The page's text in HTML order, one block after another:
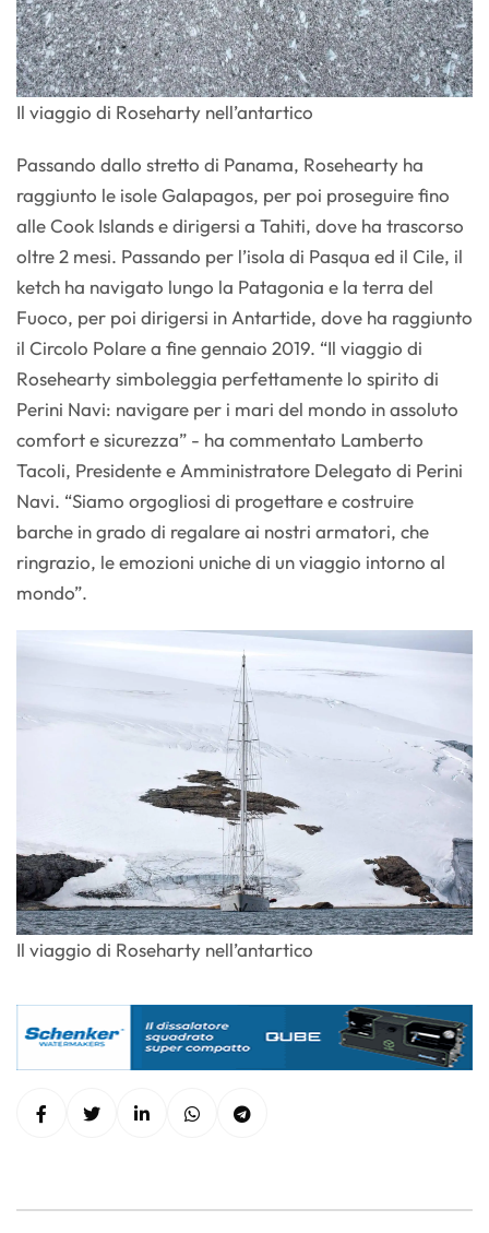
Il viaggio di Roseharty nell’antartico
Passando dallo stretto di Panama, Rosehearty ha
raggiunto le isole Galapagos, per poi proseguire fino
alle Cook Islands e dirigersi a Tahiti, dove ha trascorso
oltre 2 mesi. Passando per l’isola di Pasqua ed il Cile, il
ketch ha navigato lungo la Patagonia e la terra del
Fuoco, per poi dirigersi in Antartide, dove ha raggiunto
il Circolo Polare a fine gennaio 2019. “Il viaggio di
Rosehearty simboleggia perfettamente lo spirito di
Perini Navi: navigare per i mari del mondo in assoluto
comfort e sicurezza” - ha commentato Lamberto
Tacoli, Presidente e Amministratore Delegato di Perini
Navi. “Siamo orgogliosi di progettare e costruire
barche in grado di regalare ai nostri armatori, che
ringrazio, le emozioni uniche di un viaggio intorno al
mondo”.
Il viaggio di Roseharty nell’antartico